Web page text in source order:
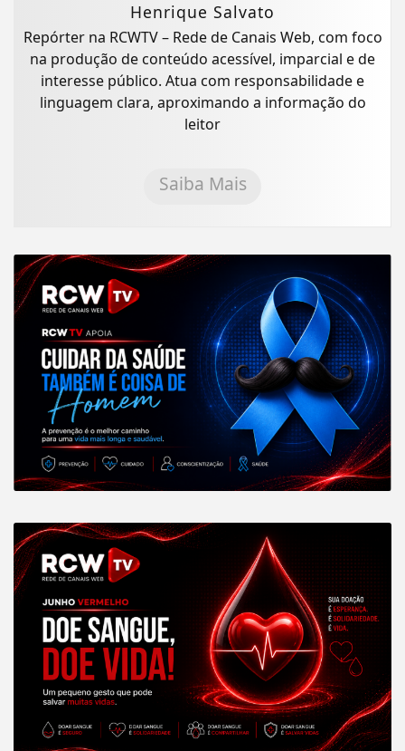
Henrique Salvato
Repórter na RCWTV – Rede de Canais Web, com foco
na produção de conteúdo acessível, imparcial e de
interesse público. Atua com responsabilidade e
linguagem clara, aproximando a informação do
leitor
Saiba Mais